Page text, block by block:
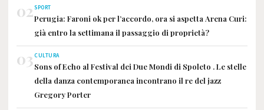
02SPORT
Perugia: Faroni ok per l’accordo, ora si aspetta Arena Curi:
già entro la settimana il passaggio di proprietà?
03CULTURA
Sons of Echo al Festival dei Due Mondi di Spoleto . Le stelle
della danza contemporanea incontrano il re del jazz
Gregory Porter